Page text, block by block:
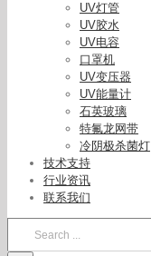
UV灯管
UV胶水
UV电容
口罩机
UV变压器
UV能量计
石英玻璃
特氟龙网带
冷阴极杀菌灯
技术支持
行业资讯
联系我们